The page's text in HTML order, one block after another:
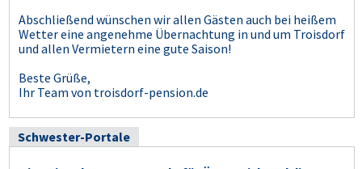
Abschließend wünschen wir allen Gästen auch bei heißem
Wetter eine angenehme Übernachtung in und um Troisdorf
und allen Vermietern eine gute Saison!
Beste Grüße,
Ihr Team von troisdorf-pension.de
Schwester-Portale